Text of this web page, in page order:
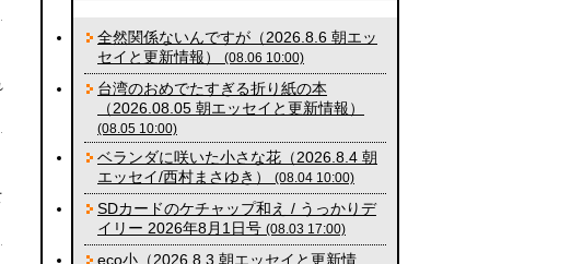
(08.01 11:00)
翼の上の謎フックを見る旅
（2026.8.1 朝エッセイと更新情
報）(伊藤健史) (08.01 10:00)
同じ道を歩きたくない（傑作選）
(林雄司) (07.31 18:00)
全然関係ないんですが（2026.8.6 朝エッ
セイと更新情報）
(08.06 10:00)
台湾のおめでたすぎる折り紙の本
（2026.08.05 朝エッセイと更新情報）
(08.05 10:00)
ベランダに咲いた小さな花（2026.8.4 朝
エッセイ/西村まさゆき）
(08.04 10:00)
SDカードのケチャップ和え / うっかりデ
イリー 2026年8月1日号 (08.03 17:00)
eco小（2026.8.3 朝エッセイと更新情